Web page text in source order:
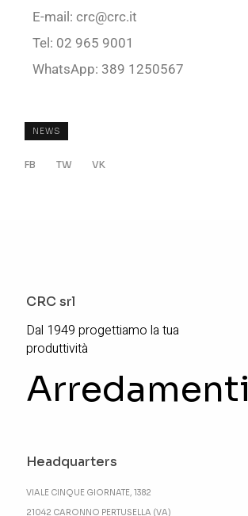
E-mail: crc@crc.it
Tel: 02 965 9001
WhatsApp: 389 1250567
NEWS
FB TW VK
CRC srl
Dal 1949 progettiamo la tua
produttività
Arredamenti
Headquarters
VIALE CINQUE GIORNATE, 1382
21042 CARONNO PERTUSELLA (VA)